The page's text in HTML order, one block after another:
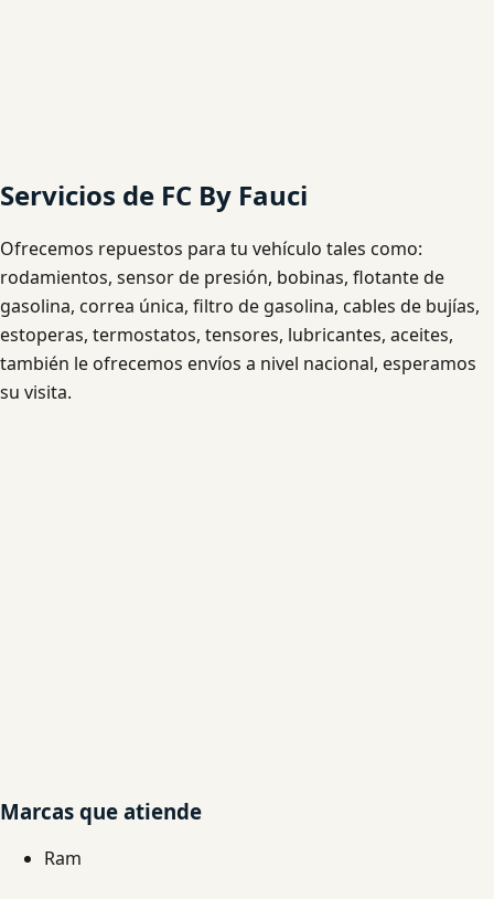
Servicios de FC By Fauci
Ofrecemos repuestos para tu vehículo tales como:
rodamientos, sensor de presión, bobinas, flotante de
gasolina, correa única, filtro de gasolina, cables de bujías,
estoperas, termostatos, tensores, lubricantes, aceites,
también le ofrecemos envíos a nivel nacional, esperamos
su visita.
Marcas que atiende
Ram